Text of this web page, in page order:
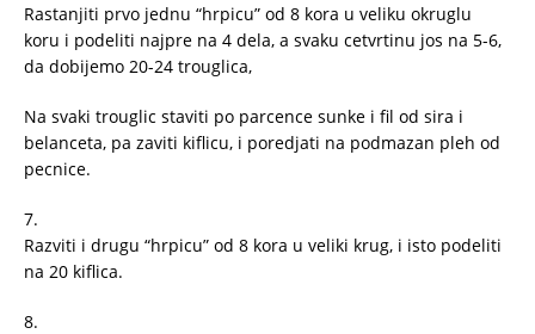
Rastanjiti prvo jednu “hrpicu” od 8 kora u veliku okruglu
koru i podeliti najpre na 4 dela, a svaku cetvrtinu jos na 5-6,
da dobijemo 20-24 trouglica,
Na svaki trouglic staviti po parcence sunke i fil od sira i
belanceta, pa zaviti kiflicu, i poredjati na podmazan pleh od
pecnice.
7.
Razviti i drugu “hrpicu” od 8 kora u veliki krug, i isto podeliti
na 20 kiflica.
8.